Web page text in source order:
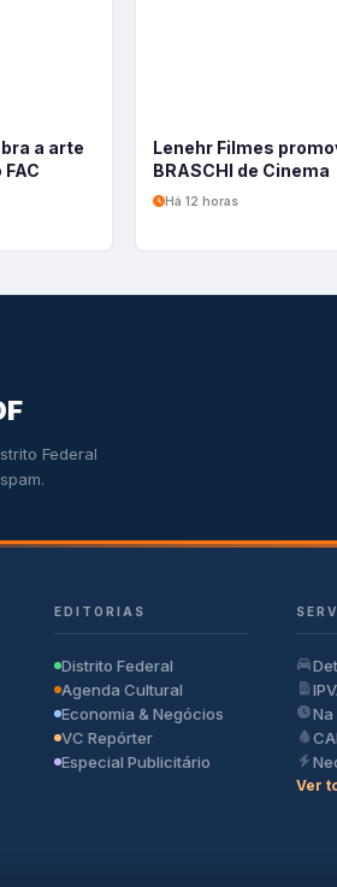
a arte
Lenehr Filmes
BRASCHI de Cinema
Há 12 horas
Federal
EDITORIAS
Distrito Federal
Agenda Cultural
Economia & Negócios
VC Repórter
Especial Publicitário
Na
Ver